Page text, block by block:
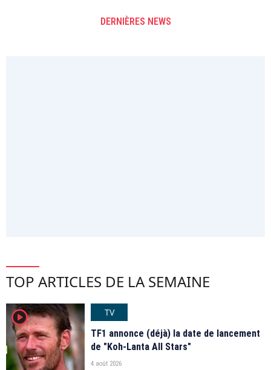
DERNIÈRES NEWS
TOP ARTICLES DE LA SEMAINE
player2
TV
TF1 annonce (déjà) la date de lancement
de "Koh-Lanta All Stars"
4 août 2026